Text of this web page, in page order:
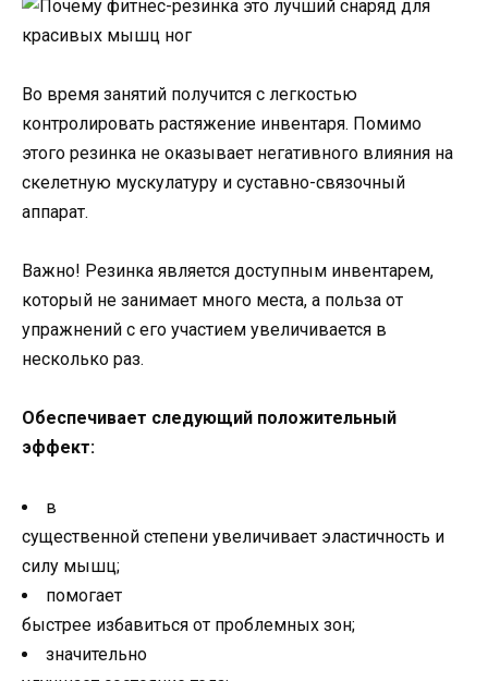
Во время занятий получится с легкостью
контролировать растяжение инвентаря. Помимо
этого резинка не оказывает негативного влияния на
скелетную мускулатуру и суставно-связочный
аппарат.
Важно! Резинка является доступным инвентарем,
который не занимает много места, а польза от
упражнений с его участием увеличивается в
несколько раз.
Обеспечивает следующий положительный
эффект:
в
существенной степени увеличивает эластичность и
силу мышц;
помогает
быстрее избавиться от проблемных зон;
значительно